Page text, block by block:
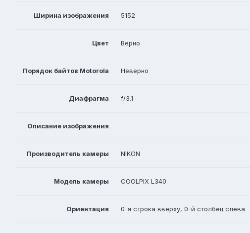
Ширина изображения 5152
Цвет Верно
Порядок байтов Motorola Неверно
Диафрагма f/3.1
Описание изображения
Производитель камеры NIKON
Модель камеры COOLPIX L340
Ориентация 0-я строка вверху, 0-й столбец слева